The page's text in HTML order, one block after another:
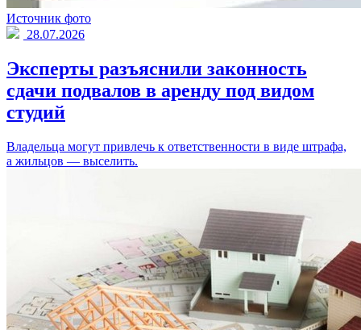
Источник фото
28.07.2026
Эксперты разъяснили законность
сдачи подвалов в аренду под видом
студий
Владельца могут привлечь к ответственности в виде штрафа,
а жильцов — выселить.